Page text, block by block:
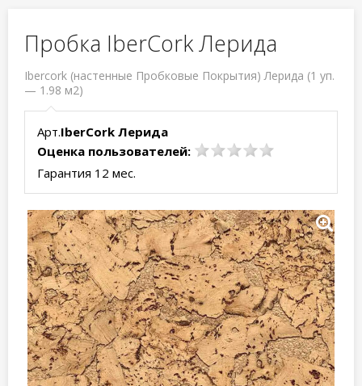
Пробка IberCork Лерида
Ibercork (настенные Пробковые Покрытия) Лерида (1 уп.
— 1.98 м2)
Арт.IberCork Лерида
Оценка пользователей:
Гарантия 12 мес.